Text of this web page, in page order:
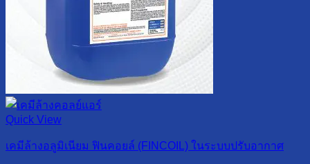
Quick View
เคมีล้างอลูมิเนียม ฟินคอยล์ (FINCOIL) ในระบบปรับอากาศ